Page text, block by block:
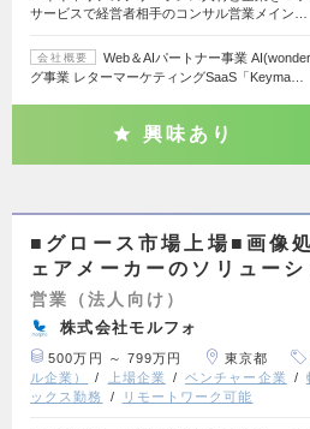
サービスで経営者相手のコンサル営業メイン…
会社概要
Web＆AIパートナー事業
グ事業 レターマーケティングSaaS「Keyma…
興味あり
■グロース市場上場■画像
ェアメーカーのソリューシ
営業（法人向け）
株式会社モルフォ
500万円 ～ 799万円 東京都
ル企業）
上場企業 ベンチャー企業
ックス勤務
リモートワーク可能